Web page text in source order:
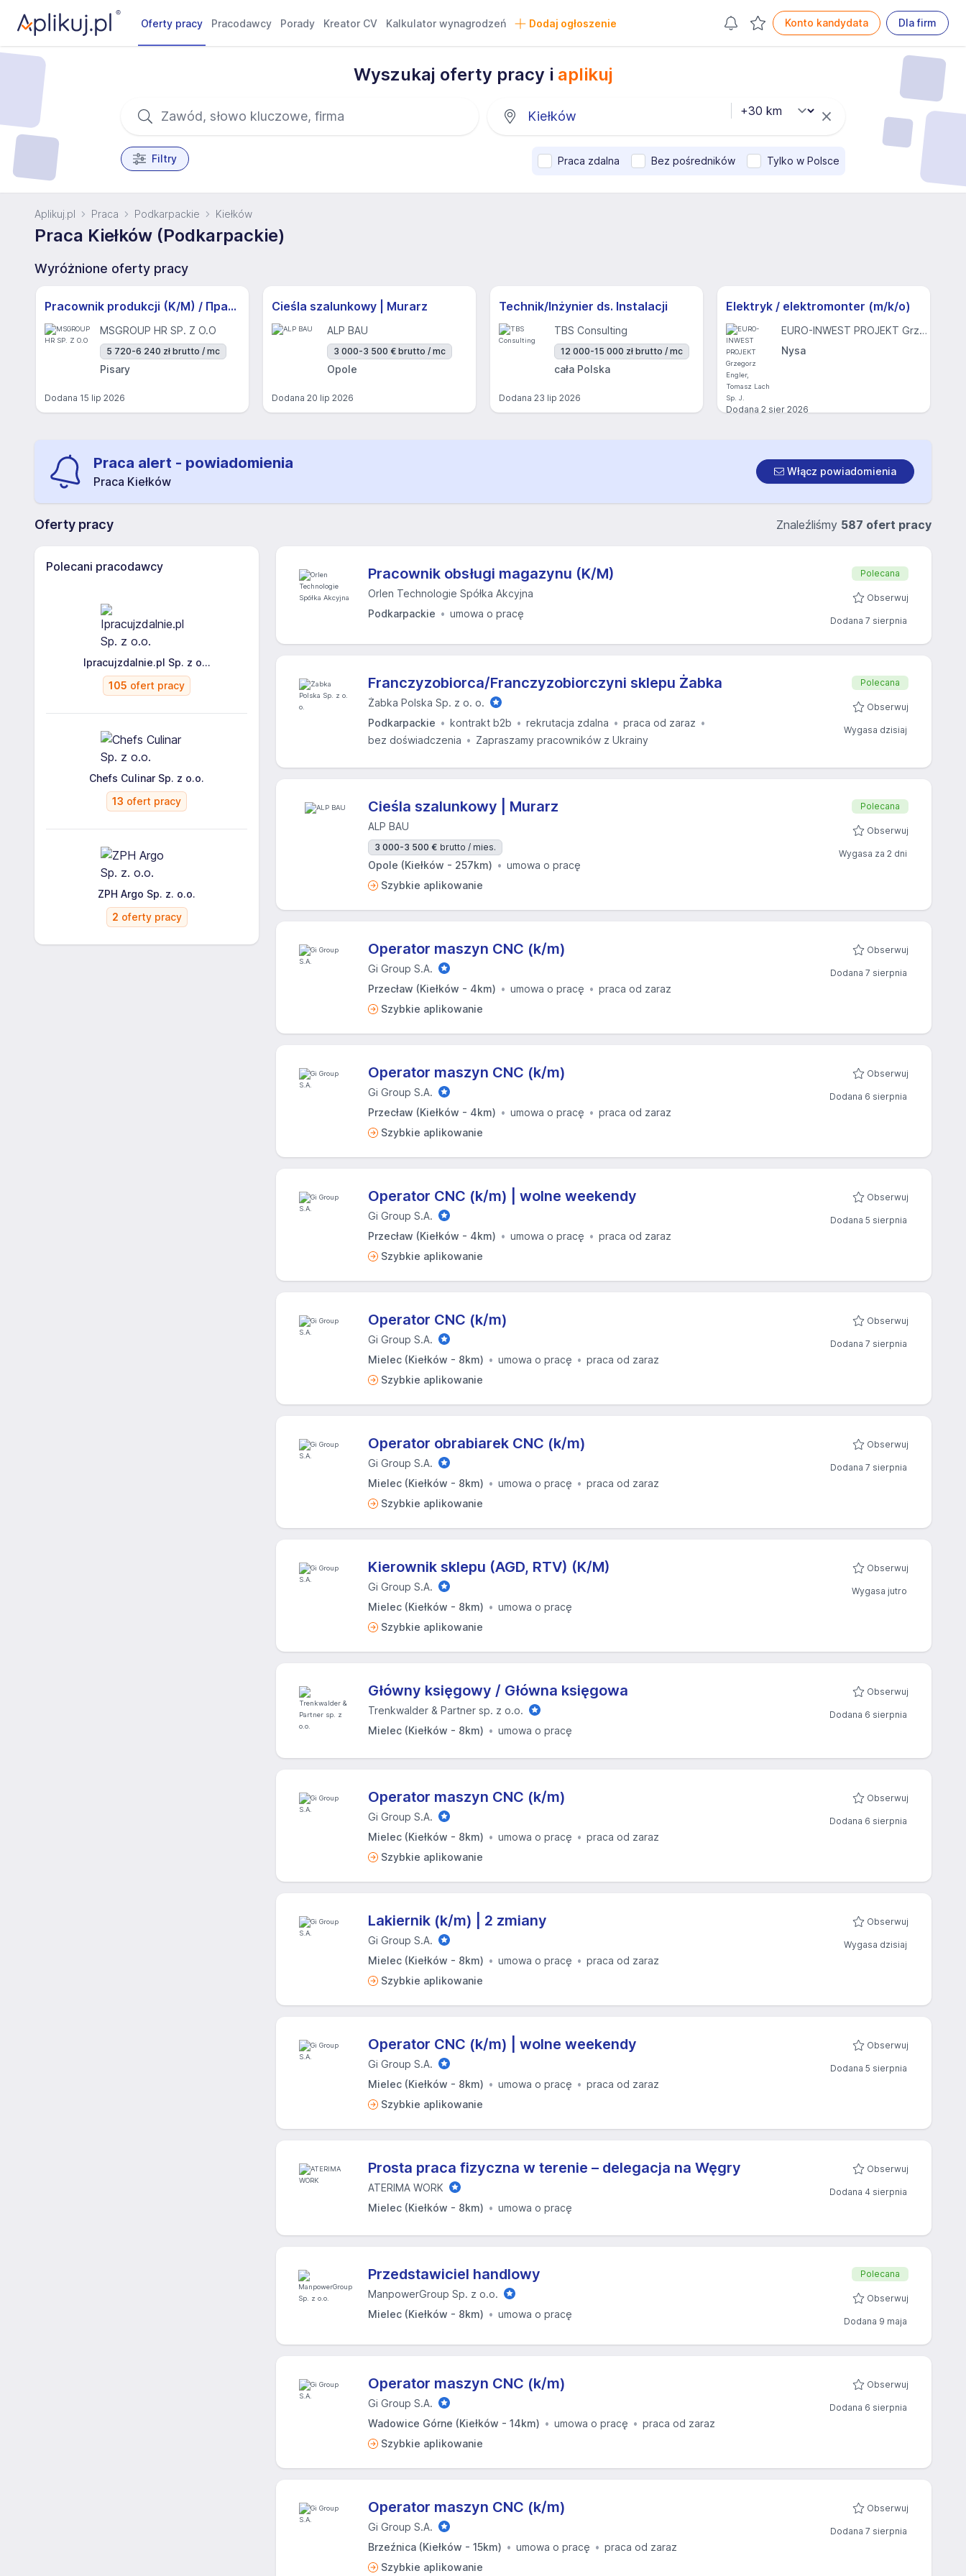
Oferty pracy Pracodawcy Porady Kreator CV Kalkulator wynagrodzeń Dodaj ogłoszenie Konto kandydata Dla firm
Wyszukaj oferty pracy i aplikuj
Filtry Praca zdalna Bez pośredników Tylko w Polsce
Aplikuj.pl Praca Podkarpackie Kiełków
Praca Kiełków (Podkarpackie)
Wyróżnione oferty pracy
Pracownik produkcji (K/M) / Працівники продукції Huber-Suhner (K/M)
MSGROUP HR SP. Z O.O
5 720-6 240 zł brutto / mc
Pisary
Dodana 15 lip 2026
Cieśla szalunkowy | Murarz
ALP BAU
3 000-3 500 € brutto / mc
Opole
Dodana 20 lip 2026
Technik/Inżynier ds. Instalacji
TBS Consulting
12 000-15 000 zł brutto / mc
cała Polska
Dodana 23 lip 2026
Elektryk / elektromonter (m/k/o)
EURO-INWEST PROJEKT Grzegorz Engler, Tomasz Lach Sp. J.
Nysa
Dodana 2 sier 2026
Praca alert - powiadomienia
Praca Kiełków
Włącz powiadomienia
Oferty pracy Znaleźliśmy 587 ofert pracy
Polecani pracodawcy
Ipracujzdalnie.pl Sp. z o...
105 ofert pracy
Chefs Culinar Sp. z o.o.
13 ofert pracy
ZPH Argo Sp. z. o.o.
2 oferty pracy
Pracownik obsługi magazynu (K/M)
Orlen Technologie Spółka Akcyjna
Podkarpackie
umowa o pracę
Polecana
Obserwuj
Dodana 7 sierpnia
Franczyzobiorca/Franczyzobiorczyni sklepu Żabka
Żabka Polska Sp. z o. o.
Podkarpackie
kontrakt b2b rekrutacja zdalna
praca od zaraz
bez doświadczenia
Zapraszamy pracowników z Ukrainy
Polecana
Obserwuj
Wygasa dzisiaj
Cieśla szalunkowy | Murarz
ALP BAU
3 000-3 500 € brutto / mies.
Opole (Kiełków - 257km)
umowa o pracę
Szybkie aplikowanie
Polecana
Obserwuj
Wygasa za 2 dni
Operator maszyn CNC (k/m)
Gi Group S.A.
Przecław (Kiełków - 4km)
umowa o pracę
praca od zaraz
Szybkie aplikowanie
Obserwuj
Dodana 7 sierpnia
Operator maszyn CNC (k/m)
Gi Group S.A.
Przecław (Kiełków - 4km)
umowa o pracę
praca od zaraz
Szybkie aplikowanie
Obserwuj
Dodana 6 sierpnia
Operator CNC (k/m) | wolne weekendy
Gi Group S.A.
Przecław (Kiełków - 4km)
umowa o pracę
praca od zaraz
Szybkie aplikowanie
Obserwuj
Dodana 5 sierpnia
Operator CNC (k/m)
Gi Group S.A.
Mielec (Kiełków - 8km)
umowa o pracę
praca od zaraz
Szybkie aplikowanie
Obserwuj
Dodana 7 sierpnia
Operator obrabiarek CNC (k/m)
Gi Group S.A.
Mielec (Kiełków - 8km)
umowa o pracę
praca od zaraz
Szybkie aplikowanie
Obserwuj
Dodana 7 sierpnia
Kierownik sklepu (AGD, RTV) (K/M)
Gi Group S.A.
Mielec (Kiełków - 8km)
umowa o pracę
Szybkie aplikowanie
Obserwuj
Wygasa jutro
Główny księgowy / Główna księgowa
Trenkwalder & Partner sp. z o.o.
Mielec (Kiełków - 8km)
umowa o pracę
Obserwuj
Dodana 6 sierpnia
Operator maszyn CNC (k/m)
Gi Group S.A.
Mielec (Kiełków - 8km)
umowa o pracę
praca od zaraz
Szybkie aplikowanie
Obserwuj
Dodana 6 sierpnia
Lakiernik (k/m) | 2 zmiany
Gi Group S.A.
Mielec (Kiełków - 8km)
umowa o pracę
praca od zaraz
Szybkie aplikowanie
Obserwuj
Wygasa dzisiaj
Operator CNC (k/m) | wolne weekendy
Gi Group S.A.
Mielec (Kiełków - 8km)
umowa o pracę
praca od zaraz
Szybkie aplikowanie
Obserwuj
Dodana 5 sierpnia
Prosta praca fizyczna w terenie – delegacja na Węgry
ATERIMA WORK
Mielec (Kiełków - 8km)
umowa o pracę
Obserwuj
Dodana 4 sierpnia
Przedstawiciel handlowy
ManpowerGroup Sp. z o.o.
Mielec (Kiełków - 8km)
umowa o pracę
Polecana
Obserwuj
Dodana 9 maja
Operator maszyn CNC (k/m)
Gi Group S.A.
Wadowice Górne (Kiełków - 14km)
umowa o pracę
praca od zaraz
Szybkie aplikowanie
Obserwuj
Dodana 6 sierpnia
Operator maszyn CNC (k/m)
Gi Group S.A.
Brzeźnica (Kiełków - 15km)
umowa o pracę
praca od zaraz
Szybkie aplikowanie
Obserwuj
Dodana 7 sierpnia